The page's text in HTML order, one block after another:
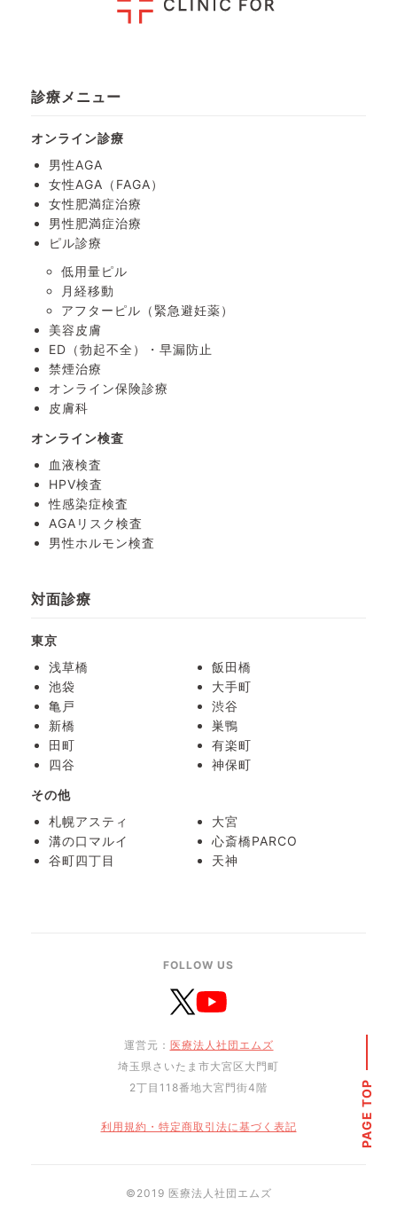
診療メニュー
オンライン診療
男性AGA
女性AGA（FAGA）
女性肥満症治療
男性肥満症治療
ピル診療
低用量ピル
月経移動
アフターピル （緊急避妊薬）
美容皮膚
ED（勃起不全）・ 早漏防止
禁煙治療
オンライン保険診療
皮膚科
オンライン検査
血液検査
HPV検査
性感染症検査
AGAリスク検査
男性ホルモン検査
対面診療
東京
浅草橋
飯田橋
池袋
大手町
亀戸
渋谷
新橋
巣鴨
田町
有楽町
四谷
神保町
その他
札幌アスティ
大宮
溝の口マルイ
心斎橋PARCO
谷町四丁目
天神
FOLLOW US
運営元： 医療法人社団エムズ
埼玉県さいたま市大宮区大門町
2丁目118番地大宮門街4階
利用規約・特定商取引法に基づく表記
©︎2019 医療法人社団エムズ
PAGE TOP